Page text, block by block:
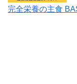
完全栄養の主食